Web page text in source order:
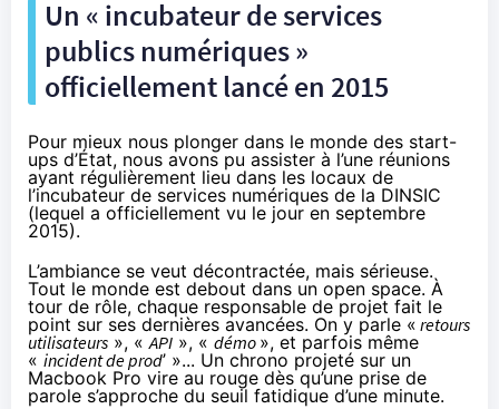
Un « incubateur de services
publics numériques »
officiellement lancé en 2015
Pour mieux nous plonger dans le monde des start-
ups d’État, nous avons pu assister à l’une réunions
ayant régulièrement lieu dans les locaux de
l’incubateur de services numériques de la DINSIC
(lequel a officiellement vu le jour en septembre
2015).
L’ambiance se veut décontractée, mais sérieuse.
Tout le monde est debout dans un open space. À
tour de rôle, chaque responsable de projet fait le
point sur ses dernières avancées. On y parle « retours
utilisateurs », «API », « démo », et parfois même
« incident de prod’ »... Un chrono projeté sur un
Macbook Pro vire au rouge dès qu’une prise de
parole s’approche du seuil fatidique d’une minute.